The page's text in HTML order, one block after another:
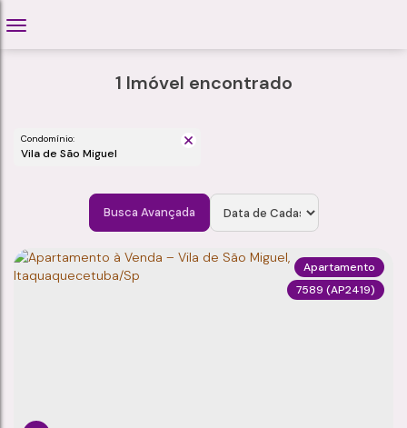
1 Imóvel encontrado
Condomínio:
Vila de São Miguel
Busca Avançada
7589 (AP2419)
Apartamento